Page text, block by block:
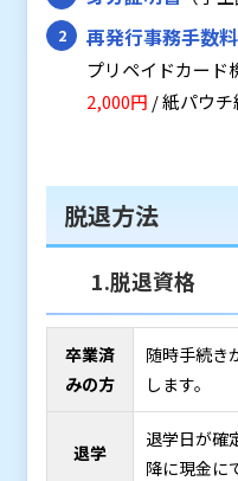
再発行事務手数料
プリペイドカード
2,000円 / 紙パウチ
脱退方法
1.脱退資格
卒業済
みの方
随時手続き
します。
退学
退学日が確
降に現金に